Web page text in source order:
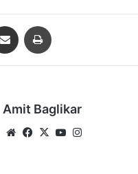
Share via Email
Amit Baglikar
WebsiteFacebook
X YouTube